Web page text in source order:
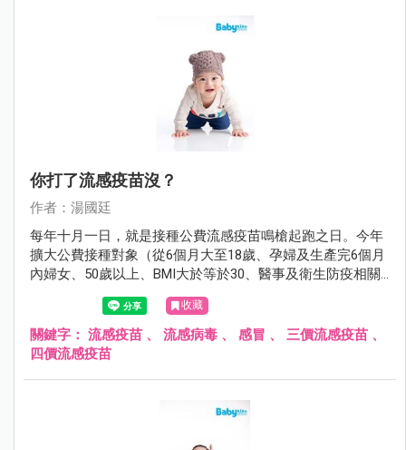
你打了流感疫苗沒？
作者：湯國廷
每年十月一日，就是接種公費流感疫苗鳴槍起跑之日。今年
擴大公費接種對象（從6個月大至18歲、孕婦及生產完6個月
內婦女、50歲以上、BMI大於等於30、醫事及衛生防疫相關
人員、禽畜業及動物防疫相關人員、重大傷病患者、居住於
安養院等長期機構者、罕見疾病者），希望藉由擴大接種，
減少即將而來的流感威脅。
收藏
關鍵字： 流感疫苗 、 流感病毒 、 感冒 、 三價流感疫苗 、
四價流感疫苗